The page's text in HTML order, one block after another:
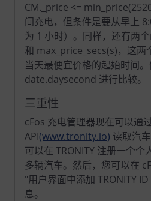
CM._price <=
间充电，但条件是要从早上
为 1 小时）。同样，还有两
和 max_price_secs(s)，这两
当天最便宜价格的起始时间
date.daysecond 进行比较。
三重性
cFos 充电管理器现在可以通
API(www.tronity.io) 读取汽
可以在 TRONITY 注册一个
多辆汽车。然后，您可以在
"用户界面中添加 TRONITY
息。